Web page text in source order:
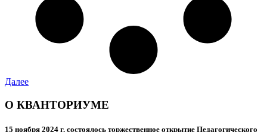
Далее
О КВАНТОРИУМЕ
15 ноября 2024 г. состоялось торжественное открытие Педагогического